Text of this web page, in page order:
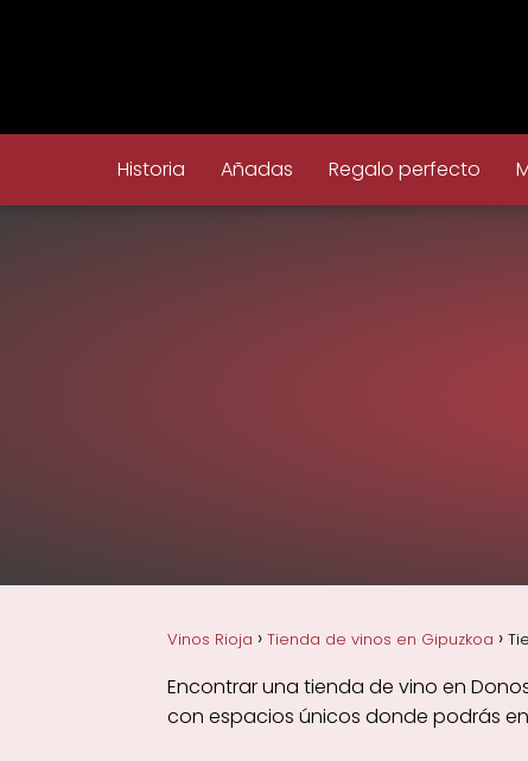
Historia Añadas Regalo perfecto
Vinos Rioja Tienda de vinos en Gipuzkoa
Encontrar una tienda de vino en
con espacios únicos donde podrás